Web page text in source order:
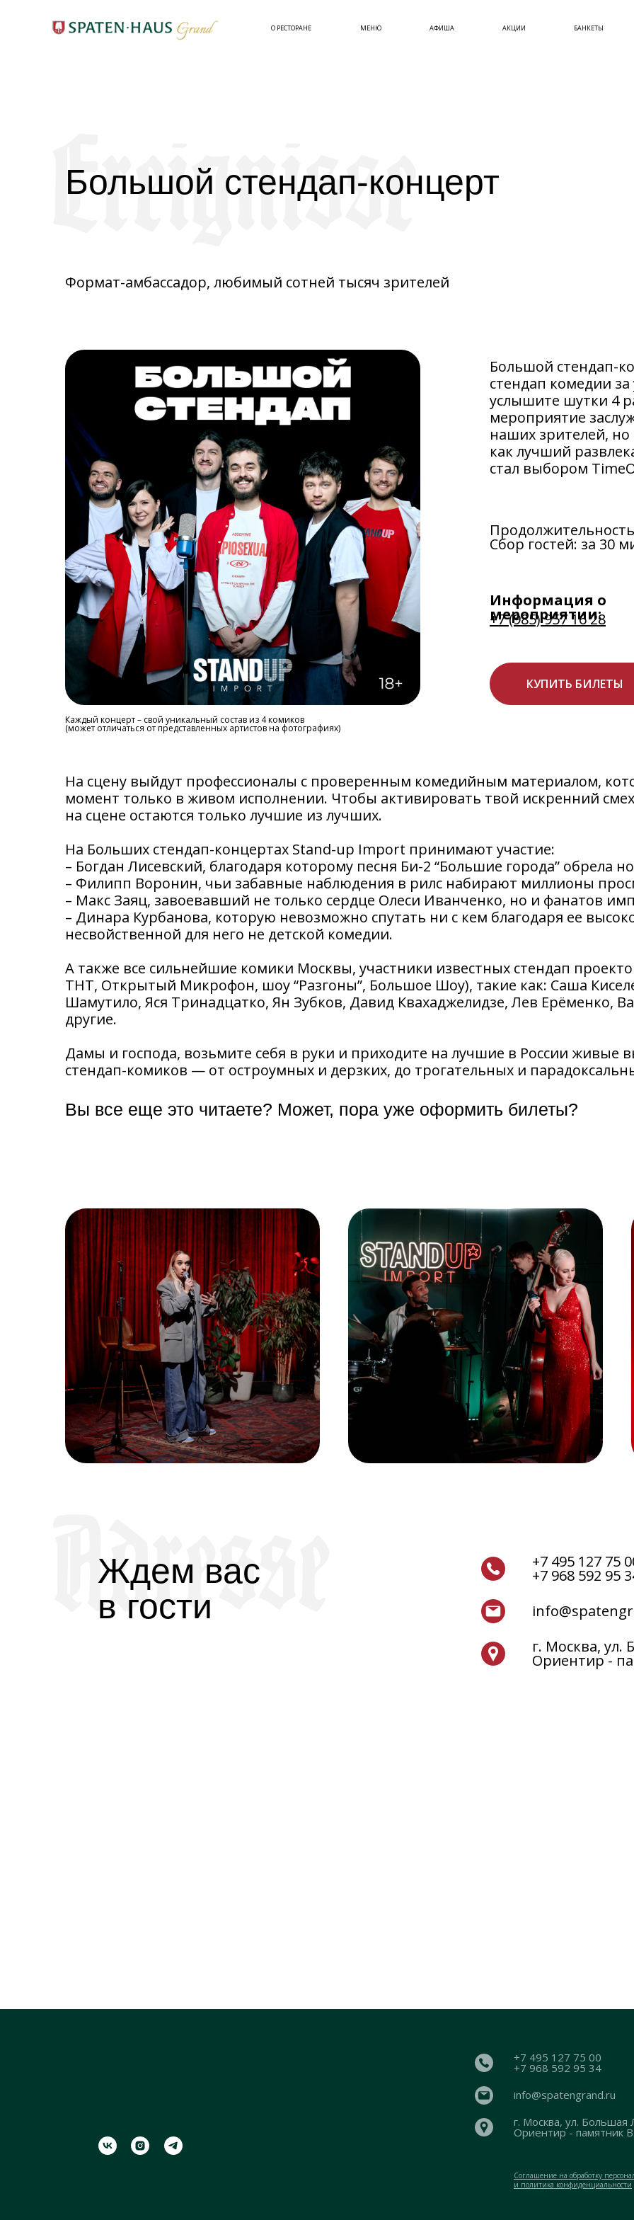
О РЕСТОРАНЕ МЕНЮ АФИША АКЦИИ БАНКЕТЫ
Формат-амбассадор, любимый сотней тысяч зрителей
Большой стендап-концерт
Большой стендап-
стендап комедии
услышите шутки 4
мероприятие
наших зрителей,
как лучший
стал выбором
Вы все еще это читаете? Может, пора уже оформить билеты?
Сбор гостей: за 30
Информация о
мероприятии:
Каждый концерт – свой уникальный состав из 4 комиков
(может отличаться от представленных артистов на фотографиях)
КУПИТЬ БИЛЕТЫ
+7 (985) 957 16 28
На сцену выйдут профессионалы с проверенным комедийным материалом,
момент только в живом исполнении. Чтобы активировать твой искренний
на сцене остаются только лучшие из лучших.
На Больших стендап-концертах Stand-up Import принимают участие:
– Богдан Лисевский, благодаря которому песня Би-2 “Большие города” обрела
– Филипп Воронин, чьи забавные наблюдения в рилс набирают миллионы
– Макс Заяц, завоевавший не только сердце Олеси Иванченко, но и фанатов
– Динара Курбанова, которую невозможно спутать ни с кем благодаря ее
несвойственной для него не детской комедии.
А также все сильнейшие комики Москвы, участники известных стендап
ТНТ, Открытый Микрофон, шоу “Разгоны”, Большое Шоу), такие как: Саша
Шамутило, Яся Тринадцатко, Ян Зубков, Давид Квахаджелидзе, Лев Ерёменко,
другие.
Дамы и господа, возьмите себя в руки и приходите на лучшие в России живые
стендап-комиков — от остроумных и дерзких, до трогательных и
Ждем вас
в гости
+7 495 127 75
+7 968 592 95
г. Москва, ул.
Ориентир -
Соглашение на обработку
и политика конфиденциальности
+7 495 127 75 00
+7 968 592 95 34
info@spatengrand.ru
г. Москва, ул. Большая
Ориентир - памятник